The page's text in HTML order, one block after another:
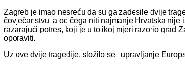
Zagreb je imao nesreću da su ga zadesile dvije
čovječanstvu, a od čega niti najmanje Hrvatska
razarajući potres, koji je u tolikoj mjeri razorio grad
oporaviti.
Uz ove dvije tragedije, složilo se i upravljanje